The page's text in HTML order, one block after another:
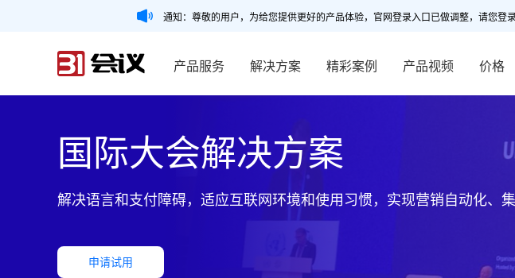
通知：尊敬的用户，为给您提供更好的产品体验，官网登录入口已做调整，请您登
产品服务 解决方案 精彩案例 产品视频 价格
国际大会解决方案
解决语言和支付障碍，适应互联网环境和使用习惯，实现营销自动化、
申请试用